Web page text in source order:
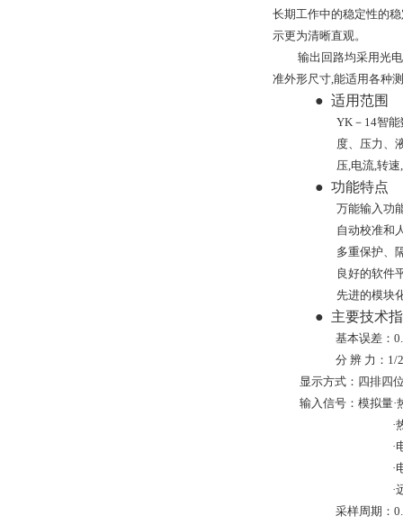
长期工作中的稳定性的
示更为清晰直观。
输出回路均采用光
准外形尺寸,能适用各种
● 适用范围
YK－14智
度、压力、
压,电流,转
● 功能特点
万能输入功
自动校准和
多重保护、
良好的软件
先进的模块
● 主要技术
基本误差：
分 辨 力：1/
显示方式：四排四
输入信号：模拟量·
·
·
·
·
采样周期：